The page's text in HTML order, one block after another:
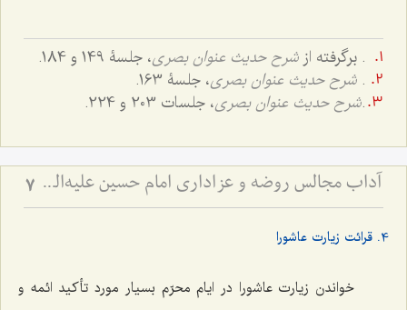
. برگرفته از شرح حدیث عنوان بصری، جلسۀ 149 و 184.
. شرح حدیث عنوان بصری، جلسۀ 163.
.شرح حدیث عنوان بصری، جلسات 203 و 224.
آداب مجالس روضه و عزاداری امام حسین علیه‌السلام - و توصیه‌های بزرگان دربارۀ ماه‌های محرّم و صفر 7
4. قرائت زیارت عاشورا
خواندن زیارت عاشورا در ایام محرّم بسیار مورد تأکید ائمه و